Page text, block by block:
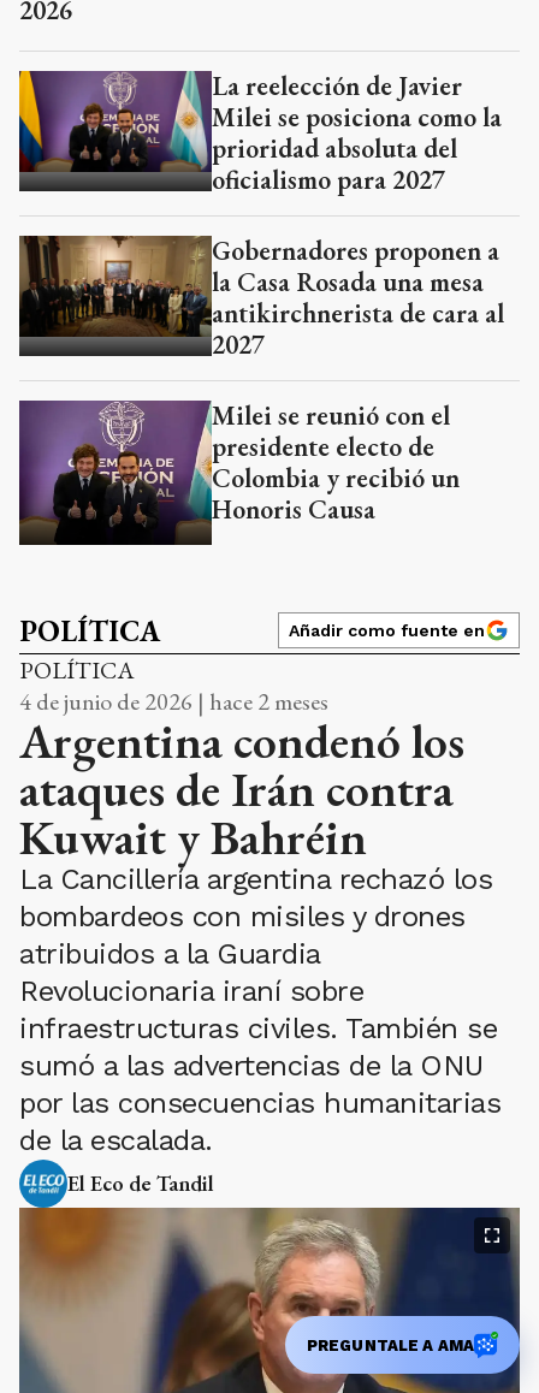
2026
La reelección de Javier
Milei se posiciona como la
prioridad absoluta del
oficialismo para 2027
Gobernadores proponen a
la Casa Rosada una mesa
antikirchnerista de cara al
2027
Milei se reunió con el
presidente electo de
Colombia y recibió un
Honoris Causa
POLÍTICA Añadir como fuente en
POLÍTICA
4 de junio de 2026 | hace 2 meses
Argentina condenó los
ataques de Irán contra
Kuwait y Bahréin
La Cancillería argentina rechazó los
bombardeos con misiles y drones
atribuidos a la Guardia
Revolucionaria iraní sobre
infraestructuras civiles. También se
sumó a las advertencias de la ONU
por las consecuencias humanitarias
de la escalada.
El Eco de Tandil
PREGUNTALE A AMA